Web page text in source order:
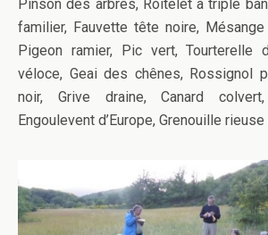
Pinson des arbres, Roitelet à triple
familier, Fauvette tête noire,
Pigeon ramier, Pic vert, Tourterelle
véloce, Geai des chênes, Rossignol
noir, Grive draine, Canard
Engoulevent d’Europe, Grenouille